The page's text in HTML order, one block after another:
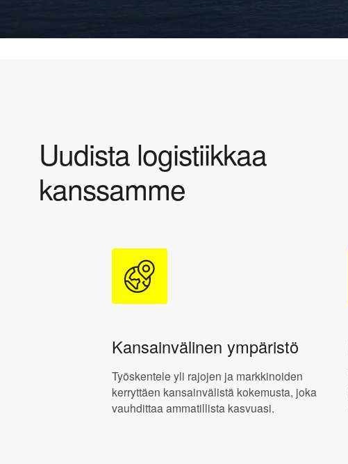
Uudista logistiikkaa
kanssamme
Kansainvälinen ympäristö
Työskentele yli rajojen ja markkinoiden
kerryttäen kansainvälistä kokemusta, joka
vauhdittaa ammatillista kasvuasi.